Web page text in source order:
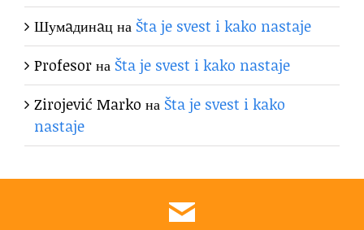
Шумaдинaцна Šta je svest i kako nastaje
Profesorна Šta je svest i kako nastaje
Zirojević Marko на Šta je svest i kako
nastaje